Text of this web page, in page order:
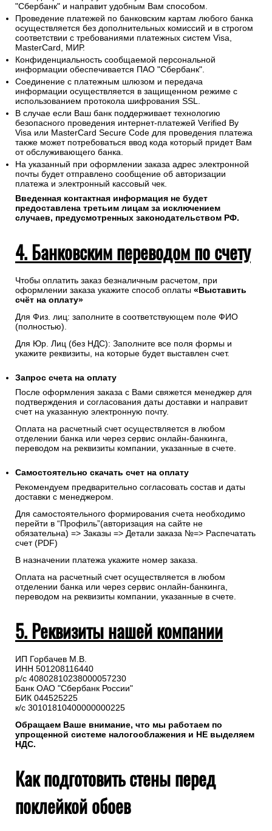
"Сбербанк" и направит удобным Вам способом.
Проведение платежей по банковским картам любого банка
осуществляется без дополнительных комиссий и в строгом
соответствии с требованиями платежных систем Visa,
MasterCard, МИР.
Конфиденциальность сообщаемой персональной
информации обеспечивается ПАО "Сбербанк".
Соединение с платежным шлюзом и передача
информации осуществляется в защищенном режиме с
использованием протокола шифрования SSL.
В случае если Ваш банк поддерживает технологию
безопасного проведения интернет-платежей Verified By
Visa или MasterCard Secure Code для проведения платежа
также может потребоваться ввод кода который придет Вам
от обслуживающего банка.
На указанный при оформлении заказа адрес электронной
почты будет отправлено сообщение об авторизации
платежа и электронный кассовый чек.
Введенная контактная информация не будет
предоставлена третьим лицам за исключением
случаев, предусмотренных законодательством РФ.
4. Банковским переводом по счету
Чтобы оплатить заказ безналичным расчетом, при
оформлении заказа укажите способ оплаты «Выставить
счёт на оплату»
Для Физ. лиц: заполните в соответствующем поле ФИО
(полностью).
Для Юр. Лиц (без НДС): Заполните все поля формы и
укажите реквизиты, на которые будет выставлен счет.
Запрос счета на оплату
После оформления заказа с Вами свяжется менеджер для
подтверждения и согласования даты доставки и направит
счет на указанную электронную почту.
Оплата на расчетный счет осуществляется в любом
отделении банка или через сервис онлайн-банкинга,
переводом на реквизиты компании, указанные в счете.
Самостоятельно скачать счет на оплату
Рекомендуем предварительно согласовать состав и даты
доставки с менеджером.
Для самостоятельного формирования счета необходимо
перейти в “Профиль”(авторизация на сайте не
обязательна) => Заказы => Детали заказа №=> Распечатать
счет (PDF)
В назначении платежа укажите номер заказа.
Оплата на расчетный счет осуществляется в любом
отделении банка или через сервис онлайн-банкинга,
переводом на реквизиты компании, указанные в счете.
5. Реквизиты нашей компании
ИП Горбачев М.В.
ИНН 501208116440
р/с 40802810238000057230
Банк ОАО "Сбербанк России"
БИК 044525225
к/с 30101810400000000225
Обращаем Ваше внимание, что мы работаем по
упрощенной системе налогооблажения и НЕ выделяем
НДС.
Как подготовить стены перед
поклейкой обоев